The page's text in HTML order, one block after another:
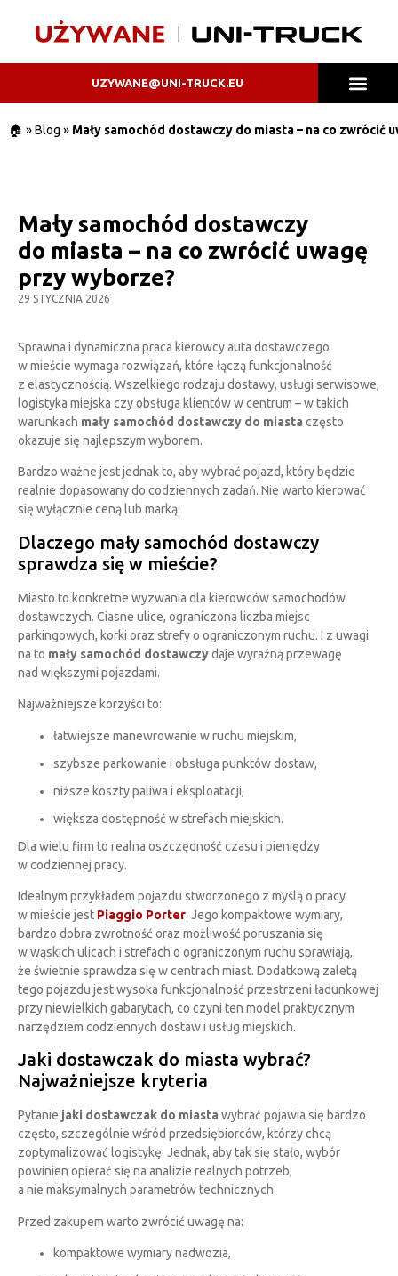
UZYWANE@UNI-TRUCK.EU
🏠 »Blog » Mały samochód dostawczy do miasta – na co zwrócić
Mały samochód dostawczy
do miasta – na co zwrócić uwagę
przy wyborze?
29 STYCZNIA 2026
Sprawna i dynamiczna praca kierowcy auta dostawczego
w mieście wymaga rozwiązań, które łączą funkcjonalność
z elastycznością. Wszelkiego rodzaju dostawy, usługi serwisowe,
logistyka miejska czy obsługa klientów w centrum – w takich
warunkach mały samochód dostawczy do miasta często
okazuje się najlepszym wyborem.
Bardzo ważne jest jednak to, aby wybrać pojazd, który będzie
realnie dopasowany do codziennych zadań. Nie warto kierować
się wyłącznie ceną lub marką.
Dlaczego mały samochód dostawczy
sprawdza się w mieście?
Miasto to konkretne wyzwania dla kierowców samochodów
dostawczych. Ciasne ulice, ograniczona liczba miejsc
parkingowych, korki oraz strefy o ograniczonym ruchu. I z uwagi
na to mały samochód dostawczydaje wyraźną przewagę
nad większymi pojazdami.
Najważniejsze korzyści to:
łatwiejsze manewrowanie w ruchu miejskim,
szybsze parkowanie i obsługa punktów dostaw,
niższe koszty paliwa i eksploatacji,
większa dostępność w strefach miejskich.
Dla wielu firm to realna oszczędność czasu i pieniędzy
w codziennej pracy.
Idealnym przykładem pojazdu stworzonego z myślą o pracy
w mieście jest Piaggio Porter. Jego kompaktowe wymiary,
bardzo dobra zwrotność oraz możliwość poruszania się
w wąskich ulicach i strefach o ograniczonym ruchu sprawiają,
że świetnie sprawdza się w centrach miast. Dodatkową zaletą
tego pojazdu jest wysoka funkcjonalność przestrzeni ładunkowej
przy niewielkich gabarytach, co czyni ten model praktycznym
narzędziem codziennych dostaw i usług miejskich.
Jaki dostawczak do miasta wybrać?
Najważniejsze kryteria
Pytanie jaki dostawczak do miasta wybrać pojawia się bardzo
często, szczególnie wśród przedsiębiorców, którzy chcą
zoptymalizować logistykę. Jednak, aby tak się stało, wybór
powinien opierać się na analizie realnych potrzeb,
a nie maksymalnych parametrów technicznych.
Przed zakupem warto zwrócić uwagę na:
kompaktowe wymiary nadwozia,